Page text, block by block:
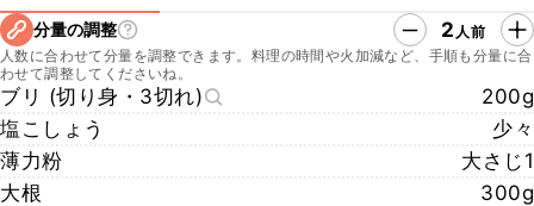
分量の調整 2 人前
人数に合わせて分量を調整できます。料理の時間や火加減など、手順も分量に合
わせて調整してくださいね。
ブリ (切り身・3切れ)
200g
塩こしょう
少々
薄力粉
大さじ1
大根
300g